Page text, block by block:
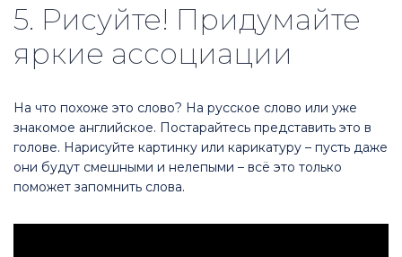
5. Рисуйте! Придумайте
яркие ассоциации
На что похоже это слово? На русское слово или уже
знакомое английское. Постарайтесь представить это в
голове. Нарисуйте картинку или карикатуру – пусть даже
они будут смешными и нелепыми – всё это только
поможет запомнить слова.